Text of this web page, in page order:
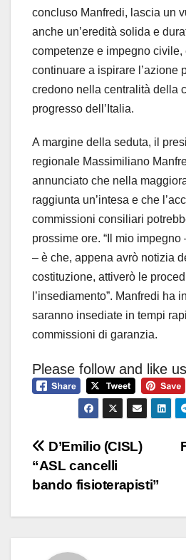
concluso Manfredi, lascia un
anche un’eredità solida e
competenze e impegno civile,
continuare a ispirare l’azione
credono nella centralità della
progresso dell’Italia.
A margine della seduta, il
regionale Massimiliano
annunciato che nella
raggiunta un’intesa e che
commissioni consiliari
prossime ore. “Il mio
– è che, appena avrò notizia
costituzione, attiverò le
l’insediamento”. Manfredi ha
saranno insediate in tempi
commissioni di garanzia.
Please follow and like
Navigazione
articoli
D’Emilio (CISL)
“ASL cancelli
bando fisioterapisti”